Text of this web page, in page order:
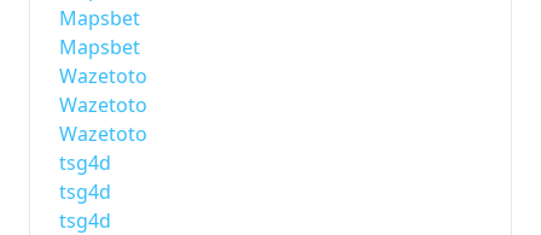
Mapsbet
Mapsbet
Wazetoto
Wazetoto
Wazetoto
tsg4d
tsg4d
tsg4d